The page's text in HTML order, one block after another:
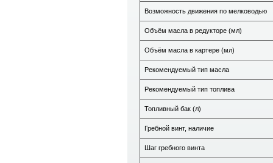
Возможность движения по мелководью
Объём масла в редукторе (мл)
Объём масла в картере (мл)
Рекомендуемый тип масла
Рекомендуемый тип топлива
Топливный бак (л)
Гребной винт, наличие
Шаг гребного винта